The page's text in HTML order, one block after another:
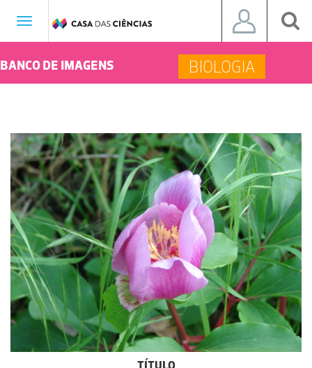
Toggle
BANCO DE IMAGENS BIOLOGIA
TÍTULO